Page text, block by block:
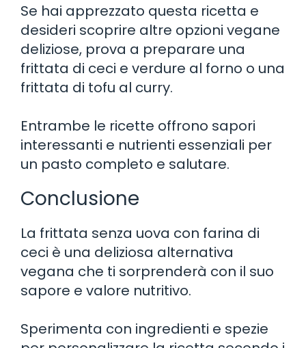
Se hai apprezzato questa ricetta e
desideri scoprire altre opzioni vegane
deliziose, prova a preparare una
frittata di ceci e verdure al forno o una
frittata di tofu al curry.
Entrambe le ricette offrono sapori
interessanti e nutrienti essenziali per
un pasto completo e salutare.
Conclusione
La frittata senza uova con farina di
ceci è una deliziosa alternativa
vegana che ti sorprenderà con il suo
sapore e valore nutritivo.
Sperimenta con ingredienti e spezie